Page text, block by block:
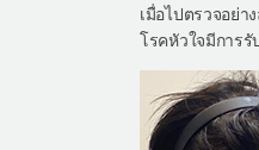
เมื่อไปตรวจอย่
โรคหัวใจมีการ